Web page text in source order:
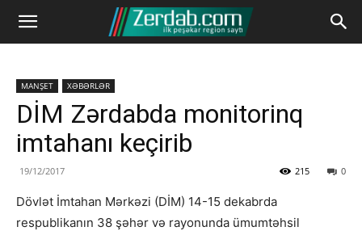
MANŞET XƏBƏRLƏR
DİM Zərdabda monitorinq
imtahanı keçirib
19/12/2017 0
215
Dövlət İmtahan Mərkəzi (DİM) 14-15 dekabrda
respublikanın 38 şəhər və rayonunda ümumtəhsil